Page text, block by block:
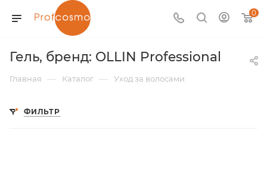
0
Гель, бренд: OLLIN Professional
Главная — Каталог — Уход за волосами
ФИЛЬТР